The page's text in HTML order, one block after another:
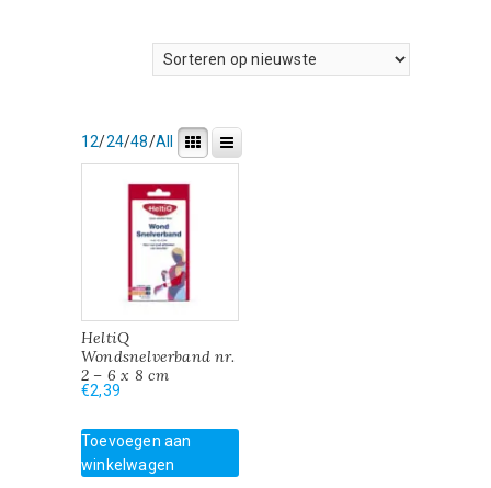
12/24/48/All
HeltiQ
Wondsnelverband nr.
2 – 6 x 8 cm
€2,39
Toevoegen aan
winkelwagen